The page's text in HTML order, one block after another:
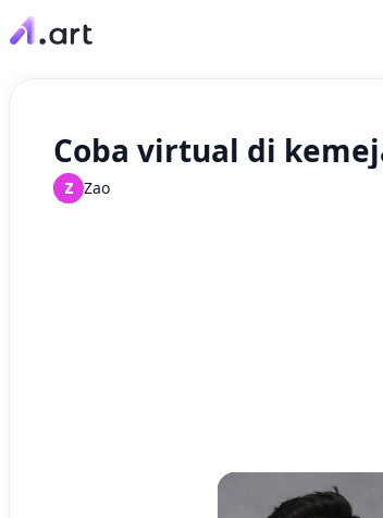
Coba virtual di
Z Zao